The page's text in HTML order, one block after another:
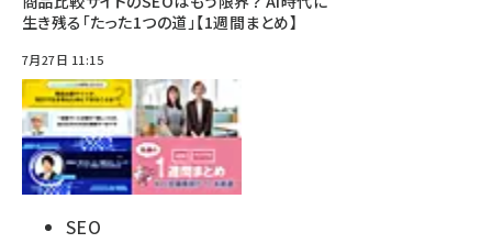
生き残る「たった1つの道」【1週間まとめ】
7月27日 11:15
SEO